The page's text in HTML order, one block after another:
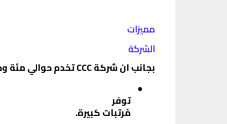
مميزات
الشركة
بجانب ان شركةCCCتخدم حوالي مئة
●
توفر
مُرتبات كبيرة.